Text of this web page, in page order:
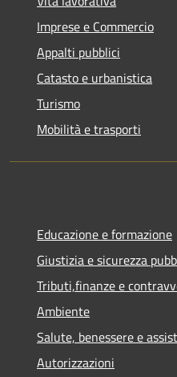
Imprese e Commercio
Appalti pubblici
Catasto e urbanistica
Turismo
Mobilità e trasporti
Educazione e formazione
Giustizia e sicurezza
Tributi,finanze e
Ambiente
Salute, benessere e
Autorizzazioni